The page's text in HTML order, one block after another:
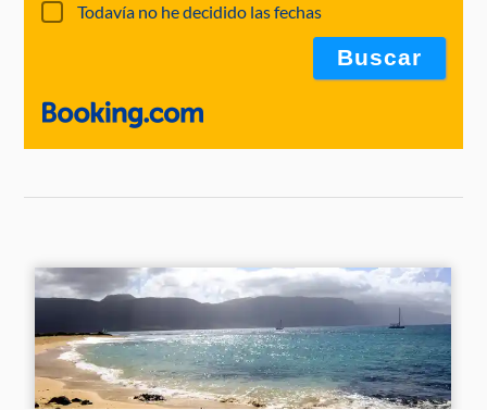
Todavía no he decidido las fechas